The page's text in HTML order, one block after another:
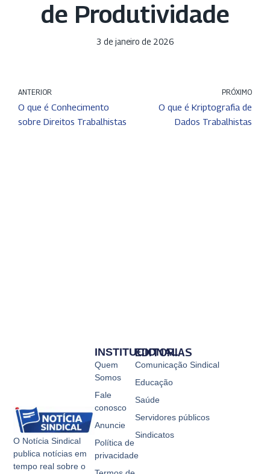
de Produtividade
3 de janeiro de 2026
ANTERIOR
O que é Conhecimento
sobre Direitos Trabalhistas
PRÓXIMO
O que é Kriptografia de
Dados Trabalhistas
O Notícia Sindical
publica notícias em
tempo real sobre o
EDITORIAS
Comunicação Sindical
Educação
Saúde
Servidores públicos
Sindicatos
INSTITUCIONAL
Quem
Somos
Fale
conosco
Anuncie
Política de
privacidade